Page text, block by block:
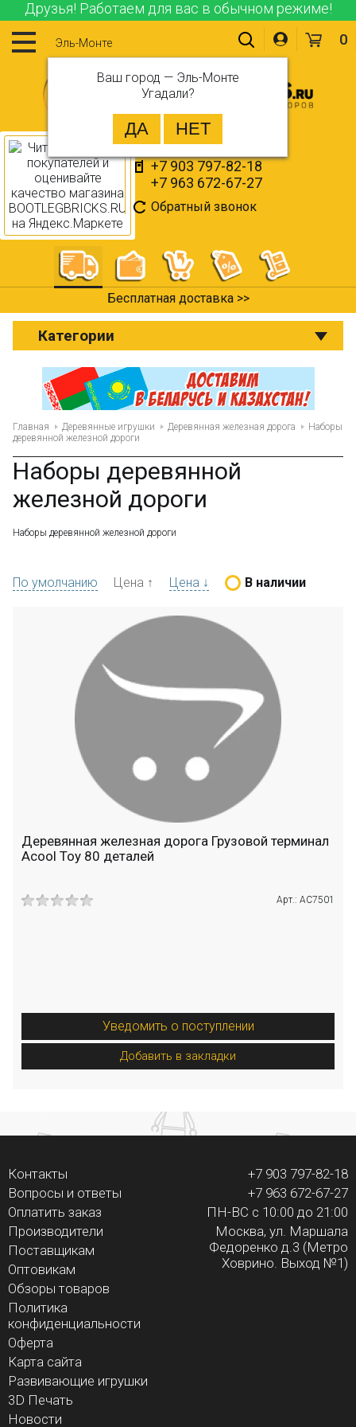
Друзья! Работаем для вас в обычном режиме!
Эль-Монте
Ваш город — Эль-Монте
Угадали?
+7 903 797-82-18
+7 963 672-67-27
Обратный звонок
0
Бесплатная доставка >>
Категории
Главная Деревянные игрушки Деревянная железная дорога
Наборы
деревянной железной дороги
Наборы деревянной
железной дороги
Наборы деревянной железной дороги
По умолчанию Цена ↑ Цена ↓ В наличии
Деревянная железная дорога Грузовой терминал
Acool Toy 80 деталей
Арт.: AC7501
Уведомить о поступлении
Добавить в закладки
Контакты
Вопросы и ответы
Оплатить заказ
Производители
Поставщикам
Оптовикам
Обзоры товаров
Политика
конфиденциальности
Оферта
Карта сайта
Развивающие игрушки
3D Печать
Новости
+7 903 797-82-18
+7 963 672-67-27
ПН-ВС с 10:00 до 21:00
Москва, ул. Маршала
Федоренко д.3 (Метро
Ховрино. Выход №1)